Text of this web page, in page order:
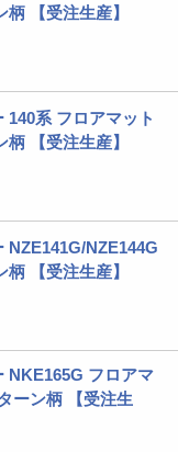
【受注生産】
140系 フロアマット
【受注生産】
NZE141G/NZE144G
【受注生産】
NKE165G フロアマ
ーン柄 【受注生